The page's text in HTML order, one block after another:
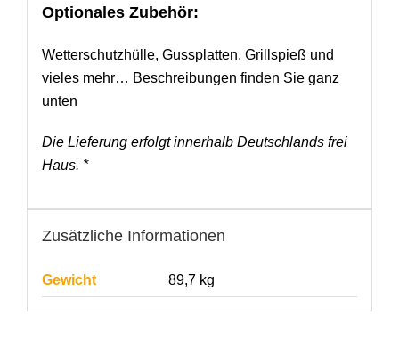
Optionales Zubehör:
Wetterschutzhülle, Gussplatten, Grillspieß und
vieles mehr… Beschreibungen finden Sie ganz
unten
Die Lieferung erfolgt innerhalb Deutschlands frei
Haus. *
Zusätzliche Informationen
Gewicht 89,7 kg